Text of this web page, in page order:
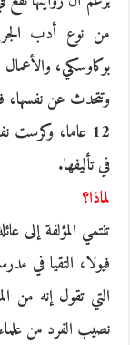
من نوع أدب
بوكاوسكي،
وتتحدث عن نفسها،
12 عاما، وكرست
في تأليفها.
لماذا؟
تنتمي المؤلفة إلى
فيولا، التقيا في
التي تقول إنه من
نصيب الفرد من